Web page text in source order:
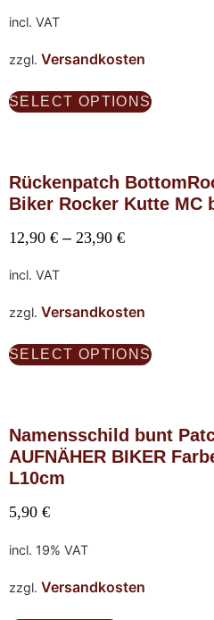
incl. VAT
zzgl. Versandkosten
SELECT OPTIONS
Rückenpatch
Biker Rocker Kutte MC
12,90 € – 23,90 €
incl. VAT
zzgl. Versandkosten
SELECT OPTIONS
Namensschild bunt
AUFNÄHER BIKER
L10cm
5,90 €
incl. 19% VAT
zzgl. Versandkosten